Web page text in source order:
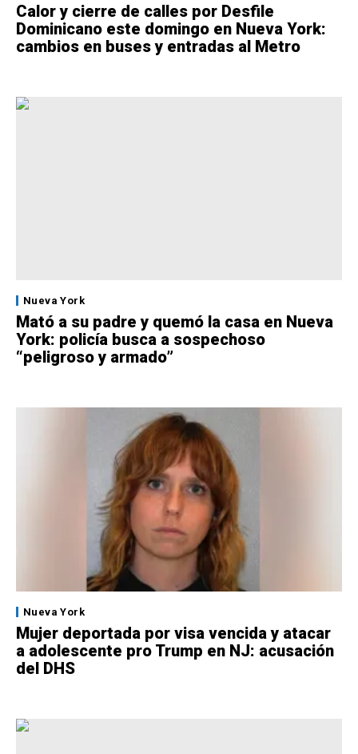
Calor y cierre de calles por Desfile
Dominicano este domingo en Nueva York:
cambios en buses y entradas al Metro
Nueva York
Mató a su padre y quemó la casa en Nueva
York: policía busca a sospechoso
“peligroso y armado”
Nueva York
Mujer deportada por visa vencida y atacar
a adolescente pro Trump en NJ: acusación
del DHS